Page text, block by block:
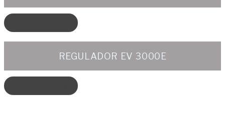
REGULADOR EV 3000E